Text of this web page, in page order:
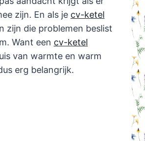
zijn. En als je cv-ketel
zijn die problemen beslist
Want een cv-ketel
van warmte en warm
erg belangrijk.